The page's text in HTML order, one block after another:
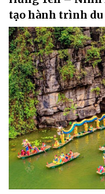
tạo hành trình du